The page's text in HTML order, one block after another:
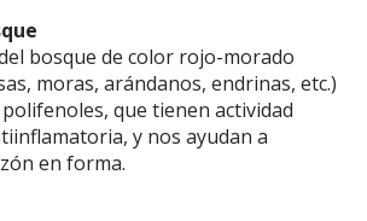
bosque de color rojo-morado
moras, arándanos, endrinas, etc.)
que tienen actividad
y nos ayudan a
en forma.